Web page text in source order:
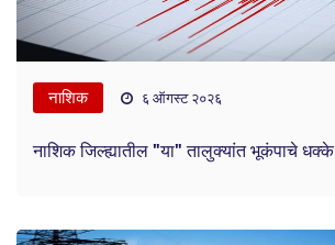
नाशिक ६ ऑगस्ट २०२६
नाशिक जिल्ह्यातील "या" तालुक्यांत भूकंपाचे धक्के